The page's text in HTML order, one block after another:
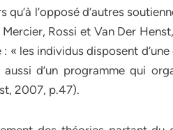
qu’à l’opposé d’autres
Rossi et Van Der
« les individus disposent
d’un programme qui
2007, p.47).